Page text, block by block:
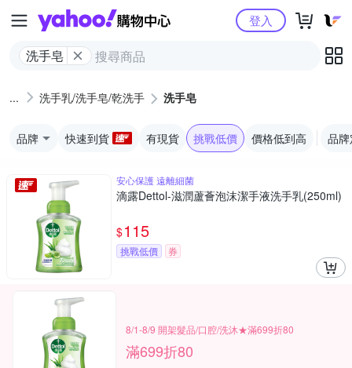
Yahoo購物中心
洗手皂
登入
洗手乳/洗手皂/乾洗手 洗手皂
品牌 快速到貨 有現貨 挑戰低價 價格低到高 品
安心保護 遠離細菌
滴露Dettol-滋潤蘆薈泡沫潔手液洗手乳(250ml)
$115
挑戰低價 券
8/1-8/9 開架髮品/口腔/洗沐★滿699折80
滿699折80